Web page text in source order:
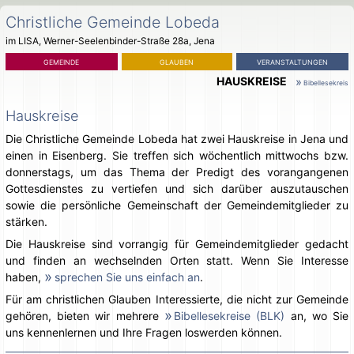
Christliche Gemeinde Lobeda
im LISA, Werner-Seelenbinder-Straße 28a, Jena
Navigation
überspringen
GEMEINDE GLAUBEN VERANSTALTUNGEN
HAUSKREISE Bibellesekreis
Hauskreise
Die Christliche Gemeinde Lobeda hat zwei Hauskreise in Jena und
einen in Eisenberg. Sie treffen sich wöchentlich mittwochs bzw.
donnerstags, um das Thema der Predigt des vorangangenen
Gottesdienstes zu vertiefen und sich darüber auszutauschen
sowie die persönliche Gemeinschaft der Gemeindemitglieder zu
stärken.
Die Hauskreise sind vorrangig für Gemeindemitglieder gedacht
und finden an wechselnden Orten statt. Wenn Sie Interesse
haben,
sprechen Sie uns einfach an.
Für am christlichen Glauben Interessierte, die nicht zur Gemeinde
gehören, bieten wir mehrere
Bibellesekreise (BLK) an, wo Sie
uns kennenlernen und Ihre Fragen loswerden können.